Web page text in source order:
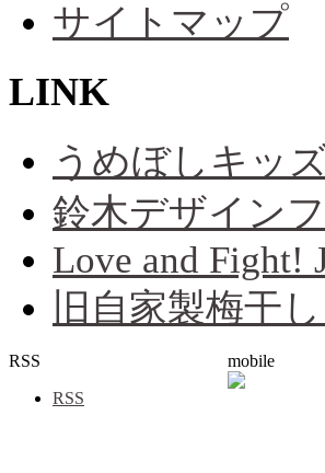
サイトマップ
LINK
うめぼしキッ
鈴木デザイン
Love and Fight!
旧自家製梅干
RSS
RSS
mobile